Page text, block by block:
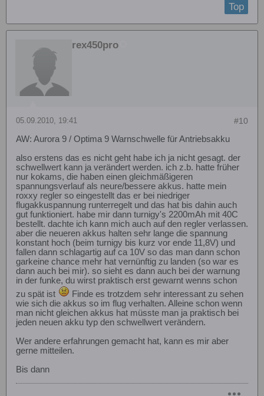
Top
rex450pro
#10
05.09.2010, 19:41
AW: Aurora 9 / Optima 9 Warnschwelle für Antriebsakku
also erstens das es nicht geht habe ich ja nicht gesagt. der
schwellwert kann ja verändert werden. ich z.b. hatte früher
nur kokams, die haben einen gleichmäßigeren
spannungsverlauf als neure/bessere akkus. hatte mein
roxxy regler so eingestellt das er bei niedriger
flugakkuspannung runterregelt und das hat bis dahin auch
gut funktioniert. habe mir dann turnigy's 2200mAh mit 40C
bestellt. dachte ich kann mich auch auf den regler verlassen.
aber die neueren akkus halten sehr lange die spannung
konstant hoch (beim turnigy bis kurz vor ende 11,8V) und
fallen dann schlagartig auf ca 10V so das man dann schon
garkeine chance mehr hat vernünftig zu landen (so war es
dann auch bei mir). so sieht es dann auch bei der warnung
in der funke, du wirst praktisch erst gewarnt wenns schon
zu spät ist
Finde es trotzdem sehr interessant zu sehen
wie sich die akkus so im flug verhalten. Alleine schon wenn
man nicht gleichen akkus hat müsste man ja praktisch bei
jeden neuen akku typ den schwellwert verändern.
Wer andere erfahrungen gemacht hat, kann es mir aber
gerne mitteilen.
Bis dann